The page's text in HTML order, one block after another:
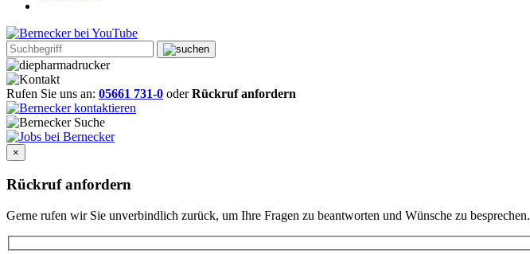
Rufen Sie uns an: 05661 731-0 oderRückruf anfordern
×
Rückruf anfordern
Gerne rufen wir Sie unverbindlich zurück, um Ihre Fragen zu beantworten und Wünsche zu besprechen.